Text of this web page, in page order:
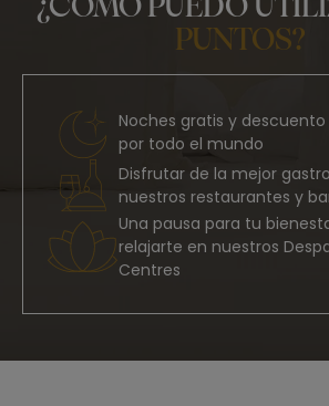
¿CÓMO PUEDO
PUNTOS?
Noches gratis y
por todo el mundo
Disfrutar de la mejor
nuestros restaurantes y
Una pausa para tu
relajarte en nuestros
Centres